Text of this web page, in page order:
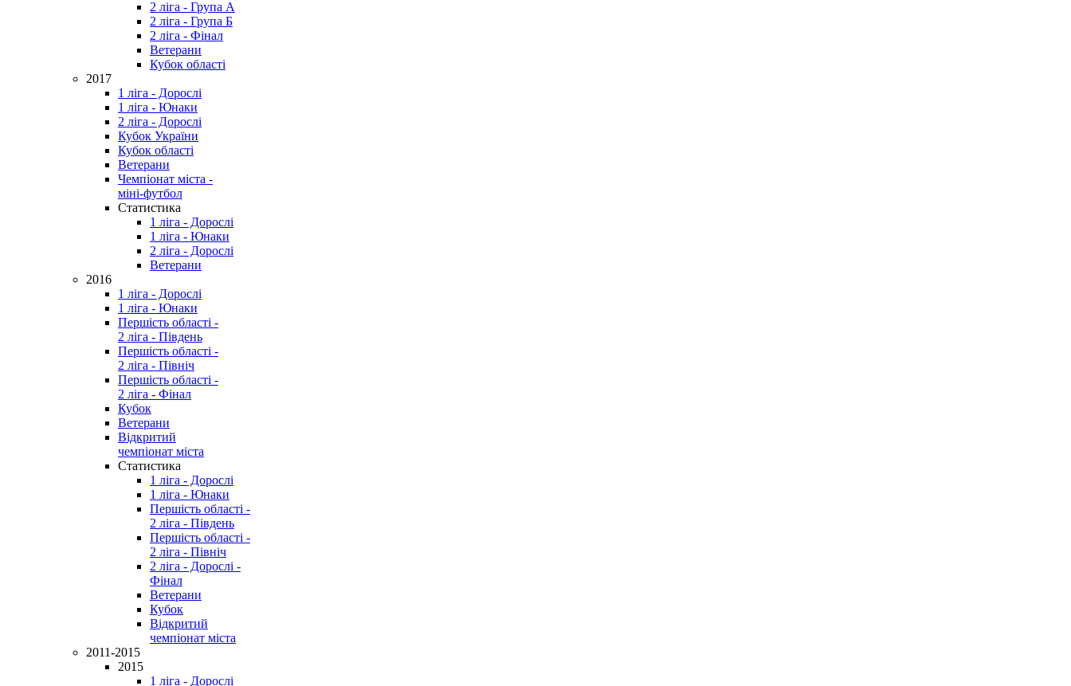
2 ліга - Група А
2 ліга - Група Б
2 ліга - Фінал
Ветерани
Кубок області
2017
1 ліга - Дорослі
1 ліга - Юнаки
2 ліга - Дорослі
Кубок України
Кубок області
Ветерани
Чемпіонат міста -
міні-футбол
Статистика
1 ліга - Дорослі
1 ліга - Юнаки
2 ліга - Дорослі
Ветерани
2016
1 ліга - Дорослі
1 ліга - Юнаки
Першість області -
2 ліга - Південь
Першість області -
2 ліга - Північ
Першість області -
2 ліга - Фінал
Кубок
Ветерани
Відкритий
чемпіонат міста
Статистика
1 ліга - Дорослі
1 ліга - Юнаки
Першість області -
2 ліга - Південь
Першість області -
2 ліга - Північ
2 ліга - Дорослі -
Фінал
Ветерани
Кубок
Відкритий
чемпіонат міста
2011-2015
2015
1 ліга - Дорослі